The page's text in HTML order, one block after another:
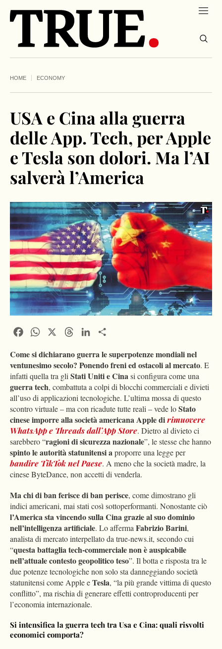
HOME ECONOMY
USA e Cina alla guerra
delle App. Tech, per Apple
e Tesla son dolori. Ma l’AI
salverà l’America
FacebookWhatsApp ThreadsLinkedIn
Come si dichiarano guerra le superpotenze mondiali nel
ventunesimo secolo? Ponendo freni ed ostacoli al mercato. E
infatti quella tra gliStati Uniti e Cinasi configura come una
guerra tech, combattuta a colpi di blocchi commerciali e divieti
all’uso di applicazioni tecnologiche. L’ultima mossa di questo
scontro virtuale – ma con ricadute tutte reali – vede loStato
cinese imporre alla società americana Apple dirimuovere
WhatsApp e Threadsdall’App Store. Dietro al divieto ci
sarebbero “ragioni di sicurezza nazionale”, le stesse che hanno
spinto le autorità statunitensi aproporre una legge per
bandire TikTok nel Paese. A meno che la società madre, la
cinese ByteDance, non accetti di venderla.
Ma chi di ban ferisce di ban perisce, come dimostrano gli
indici americani, mai stati così sottoperformanti. Nonostante ciò
l’America sta vincendo sulla Cina grazie al suo dominio
nell’intelligenza artificiale. Lo affermaFabrizio Barini,
analista di mercato interpellato da true-news.it, secondo cui
“questa battaglia tech-commerciale non è auspicabile
nell’attuale contesto geopolitico teso”. Il botta e risposta tra le
due potenze tecnologiche non solo sta danneggiando società
statunitensi come Apple eTesla, “la più grande vittima di questo
conflitto”, ma rischia di generare effetti controproducenti per
l’economia internazionale.
Si intensifica la guerra tech tra Usa e Cina: quali risvolti
economici comporta?